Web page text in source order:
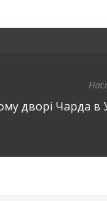
дворі Чарда